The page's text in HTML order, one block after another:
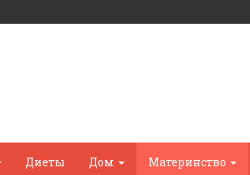
Диеты Дом Материнство